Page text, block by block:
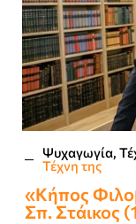
Ψυχαγωγία,
Τέχνη της
«Κήπος
Σπ. Στάικος